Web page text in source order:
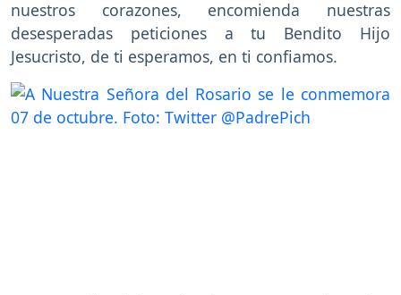
nuestros corazones, encomienda nuestras
desesperadas peticiones a tu Bendito Hijo
Jesucristo, de ti esperamos, en ti confiamos.